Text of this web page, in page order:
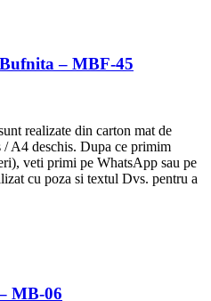
– MBF-45
realizate din carton mat de
A4 deschis. Dupa ce primim
veti primi pe WhatsApp sau pe
cu poza si textul Dvs. pentru a
MB-06